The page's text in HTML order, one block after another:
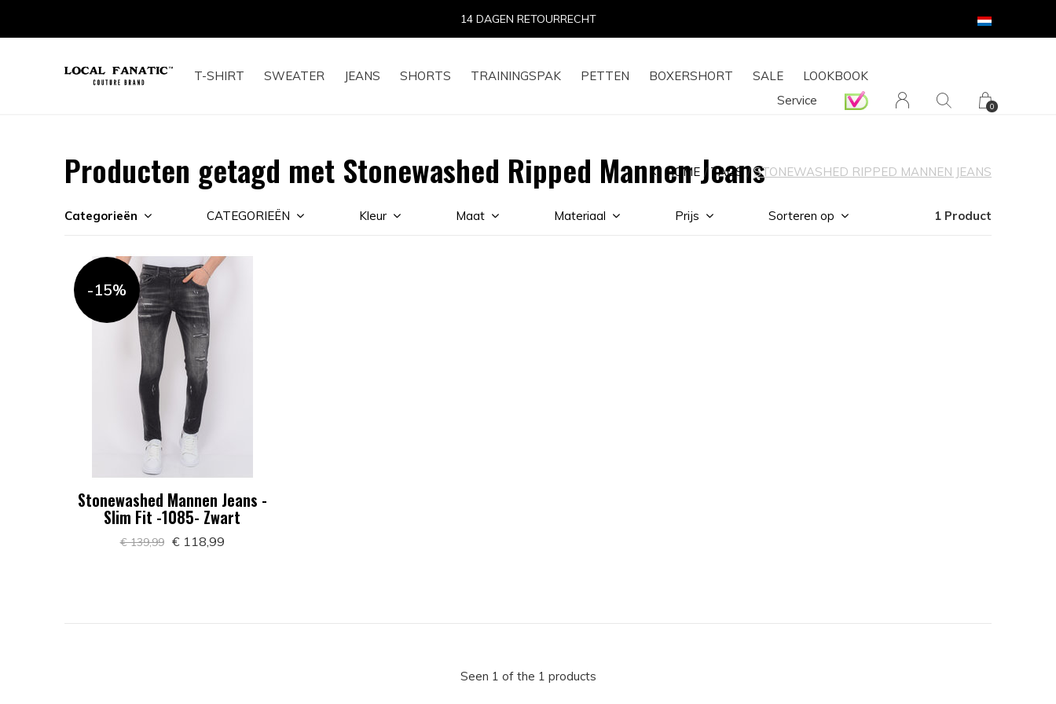
T-SHIRT SWEATER JEANS SHORTS TRAININGSPAK PETTEN BOXERSHORT SALE
LOOKBOOK
Service
0
14 DAGEN RETOURRECHT
Producten getagd met Stonewashed Ripped Mannen Jeans
HOME TAGS STONEWASHED RIPPED MANNEN JEANS
Categorieën CATEGORIEËN Kleur Maat Materiaal Prijs Sorteren op 1 Product
-15%
Stonewashed Mannen Jeans -
Slim Fit -1085- Zwart
€ 139,99 € 118,99
Seen 1 of the 1 products